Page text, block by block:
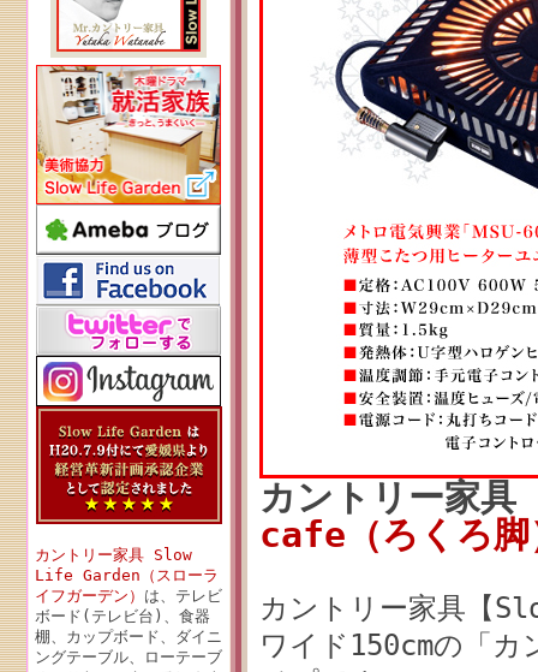
カントリー家具 Slow
Life Garden（スローラ
イフガーデン） は、テレビ
ボード(テレビ台)、食器
棚、カップボード、ダイニ
ングテーブル、ローテーブ
カントリー家具
cafe（ろくろ脚
カントリー家具【
ワイド150cmの「